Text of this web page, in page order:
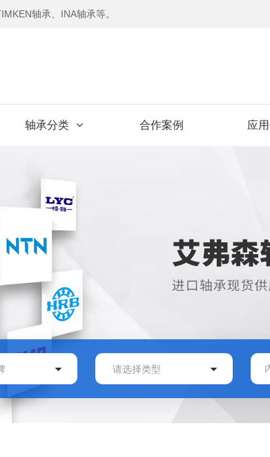
轴承、INA轴承等。
轴承分类 合作案例 应